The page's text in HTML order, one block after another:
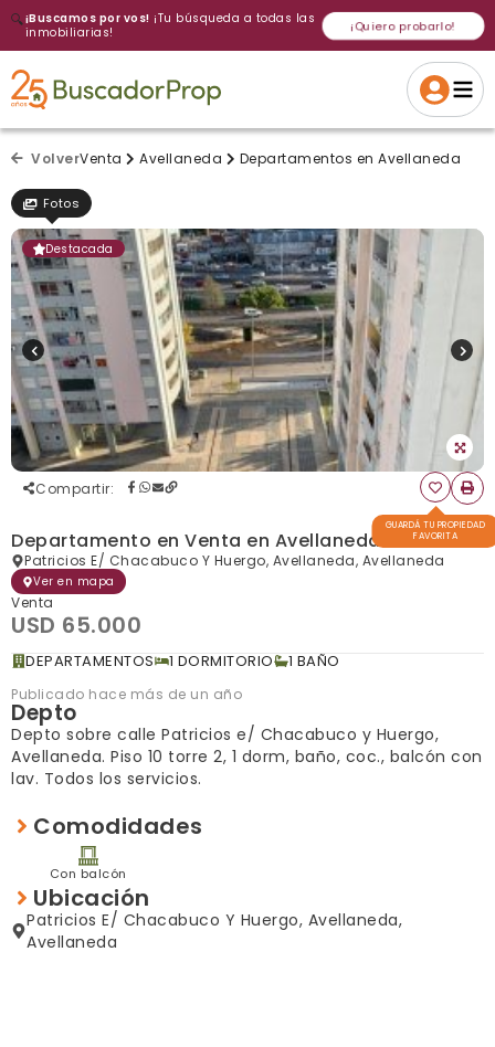
🔍¡Buscamos por vos! ¡Tu búsqueda a todas las
inmobiliarias!
¡Quiero probarlo!
Cancelar Si, eliminar
Gracias
Volver a intentar
VolverVenta Avellaneda Departamentos en Avellaneda
Fotos
Destacada
Compartir:
GUARDÁ TU PROPIEDAD
FAVORITA
Departamento en Venta en Avellaneda
Patricios E/ Chacabuco Y Huergo, Avellaneda, Avellaneda
Ver en mapa
Venta
USD 65.000
DEPARTAMENTOS 1 DORMITORIO 1 BAÑO
Publicado hace más de un año
Depto
Depto sobre calle Patricios e/ Chacabuco y Huergo,
Avellaneda. Piso 10 torre 2, 1 dorm, baño, coc., balcón con
lav. Todos los servicios.
Comodidades
Con balcón
Ubicación
Patricios E/ Chacabuco Y Huergo, Avellaneda,
Avellaneda